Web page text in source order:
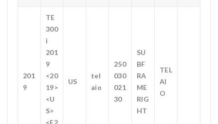
201
9
TE
300
i
201
9
<20
19>
<U
S>
<F2
US
tel
aio
250
030
021
30
SU
BF
RA
ME
RIG
HT
TEL
AI
O